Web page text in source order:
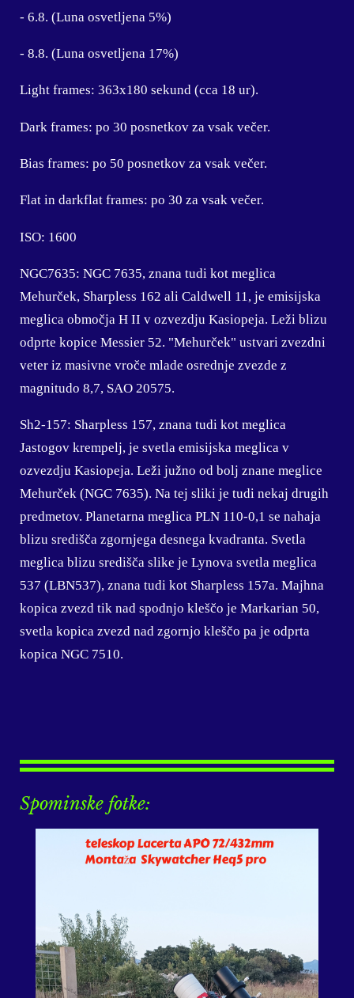
- 6.8. (Luna osvetljena 5%)
- 8.8. (Luna osvetljena 17%)
Light frames: 363x180 sekund (cca 18 ur).
Dark frames: po 30 posnetkov za vsak večer.
Bias frames: po 50 posnetkov za vsak večer.
Flat in darkflat frames: po 30 za vsak večer.
ISO: 1600
NGC7635: NGC 7635, znana tudi kot meglica
Mehurček, Sharpless 162 ali Caldwell 11, je emisijska
meglica območja H II v ozvezdju Kasiopeja. Leži blizu
odprte kopice Messier 52. "Mehurček" ustvari zvezdni
veter iz masivne vroče mlade osrednje zvezde z
magnitudo 8,7, SAO 20575.
Sh2-157: Sharpless 157, znana tudi kot meglica
Jastogov krempelj, je svetla emisijska meglica v
ozvezdju Kasiopeja. Leži južno od bolj znane meglice
Mehurček (NGC 7635). Na tej sliki je tudi nekaj drugih
predmetov. Planetarna meglica PLN 110-0,1 se nahaja
blizu središča zgornjega desnega kvadranta. Svetla
meglica blizu središča slike je Lynova svetla meglica
537 (LBN537), znana tudi kot Sharpless 157a. Majhna
kopica zvezd tik nad spodnjo kleščo je Markarian 50,
svetla kopica zvezd nad zgornjo kleščo pa je odprta
kopica NGC 7510.
Spominske fotke: